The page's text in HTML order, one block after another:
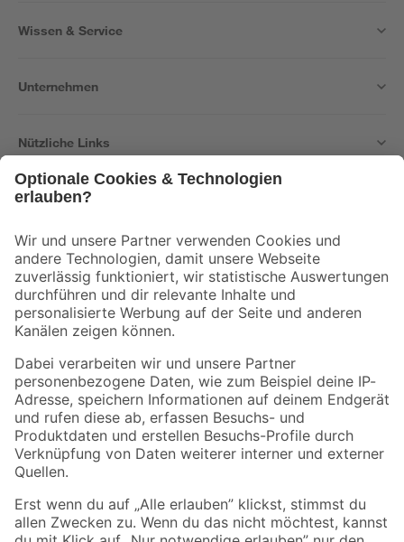
Wissen & Service
Unternehmen
Nützliche Links
Der toom Newsletter: Keine Angebote und Aktionen mehr verpassen!
Zur Newsletter Anmeldung
Folge uns
Zahlungsarten Versandarten
Sicher einkaufen